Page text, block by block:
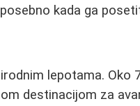
kada ga
lepotama. Oko
destinacijom za